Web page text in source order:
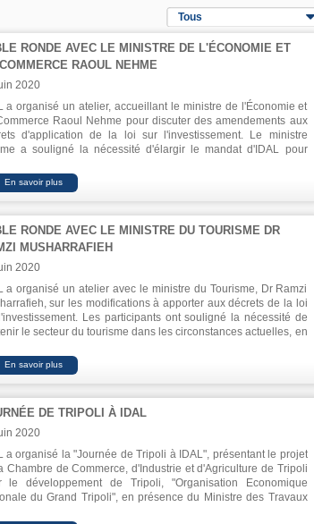
Tous
RONDE AVEC LE MINISTRE DE L'ÉCONOMIE ET
RAOUL NEHME
2020
a organisé un atelier, accueillant le ministre de l'Économie et
Raoul Nehme pour discuter des amendements aux
d'application de la loi sur l'investissement. Le ministre
a souligné la nécessité d'élargir le mandat d'IDAL pour
Soueid, a déclaré que la meilleure chose que le
puisse faire est de faciliter le travail des
RONDE AVEC LE MINISTRE DU TOURISME DR
MUSHARRAFIEH
2020
a organisé un atelier avec le ministre du Tourisme, Dr Ramzi
sur les modifications à apporter aux décrets de la loi
Les participants ont souligné la nécessité de
le secteur du tourisme dans les circonstances actuelles, en
DE TRIPOLI À IDAL
2020
a organisé la "Journée de Tripoli à IDAL", présentant le projet
Chambre de Commerce, d'Industrie et d'Agriculture de Tripoli
le développement de Tripoli, "Organisation Economique
du Grand Tripoli", en présence du Ministre des Travaux